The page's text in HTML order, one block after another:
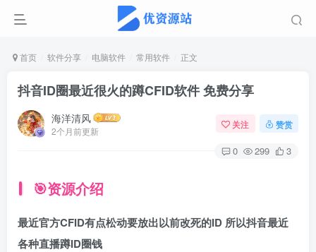
首页 软件分享 电脑软件 常用软件 正文
抖音ID圈最近很火的蹲CFID软件 免费分享
海洋清风
2个月前更新
关注 赞赏
0 299 3
🎯资源介绍
最近官方CFID有点松动要放出以前改死的ID 所以抖音最近
各种直播蹲ID圈钱